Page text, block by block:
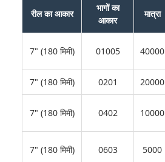
रील का आकार
भागों का
आकार
मात्रा
7" (180 मिमी) 01005 40000
7" (180 मिमी) 0201 20000
7" (180 मिमी) 0402 10000
7" (180 मिमी) 0603 5000